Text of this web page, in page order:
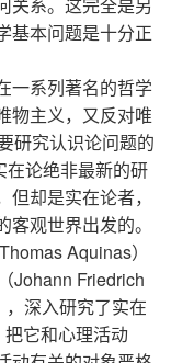
基本问题是十分正
一系列著名的哲学
物主义，又反对唯
研究认识论问题的
在论绝非最新的研
却是实在论者，
观世界出发的。
Aquinas）
Johann Friedrich
深入研究了实在
把它和心理活动